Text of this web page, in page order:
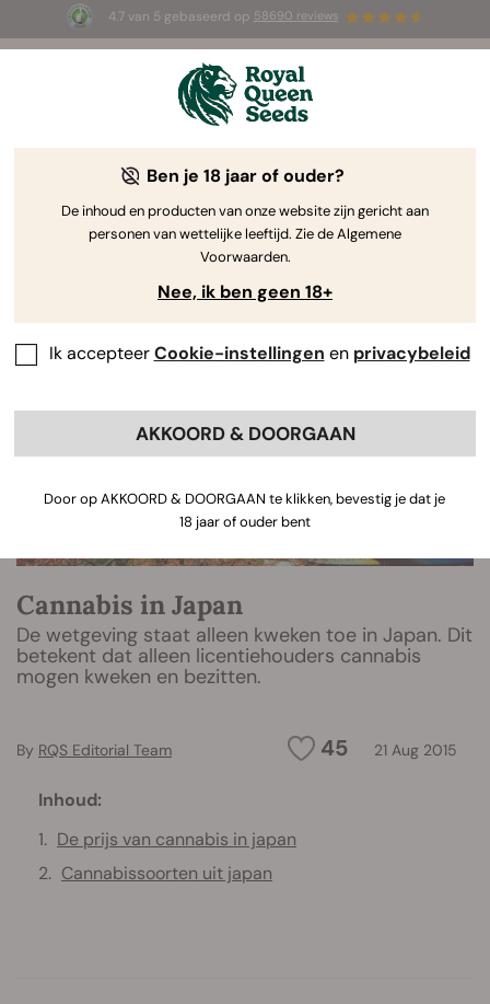
4.7 van 5 gebaseerd op 58690 reviews
3 White Widow Auto zaadjesGRATIS voor de
The RQS Blog
Cannabis Lifestyle Blogs
Cannabis in Japan
De wetgeving staat alleen kweken toe in Japan. Dit
betekent dat alleen licentiehouders cannabis
mogen kweken en bezitten.
45 21 Aug 2015
By RQS Editorial Team
Inhoud:
De prijs van cannabis in japan
Cannabissoorten uit japan
Ben je 18 jaar of ouder?
De inhoud en producten van onze website zijn gericht aan
personen van wettelijke leeftijd. Zie de Algemene
Voorwaarden.
Nee, ik ben geen 18+
Ik accepteerCookie-instellingen en privacybeleid
AKKOORD & DOORGAAN
Door op AKKOORD & DOORGAAN te klikken, bevestig je dat je
18 jaar of ouder bent